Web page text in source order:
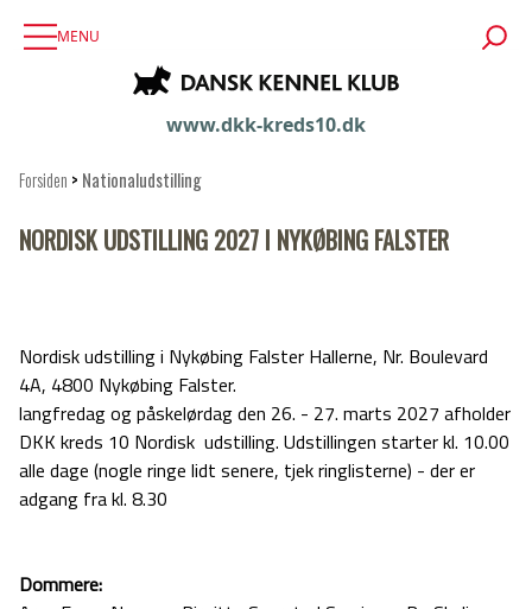
MENU
www.dkk-kreds10.dk
Forsiden > Nationaludstilling
NORDISK UDSTILLING 2027 I NYKØBING FALSTER
Nordisk udstilling i Nykøbing Falster Hallerne, Nr. Boulevard
4A, 4800 Nykøbing Falster.
langfredag og påskelørdag den 26. - 27. marts 2027 afholder
DKK kreds 10 Nordisk udstilling. Udstillingen starter kl. 10.00
alle dage (nogle ringe lidt senere, tjek ringlisterne) - der er
adgang fra kl. 8.30
Dommere: